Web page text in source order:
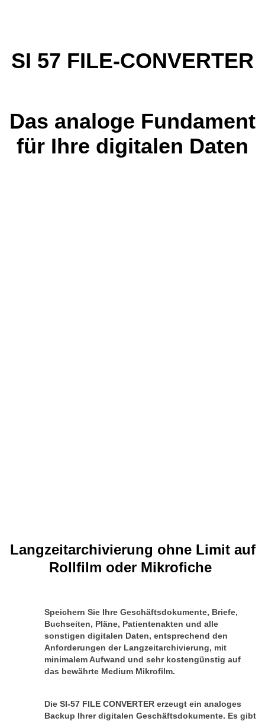
SI 57 FILE-CONVERTER
Das analoge Fundament
für Ihre digitalen Daten
Langzeitarchivierung ohne Limit auf
Rollfilm oder Mikrofiche
Speichern Sie Ihre Geschäftsdokumente, Briefe,
Buchseiten, Pläne, Patientenakten und alle
sonstigen digitalen Daten, entsprechend den
Anforderungen der Langzeitarchivierung, mit
minimalem Aufwand und sehr kostengünstig auf
das bewährte Medium Mikrofilm.
Die SI-57 FILE CONVERTER erzeugt ein analoges
Backup Ihrer digitalen Geschäftsdokumente. Es gibt